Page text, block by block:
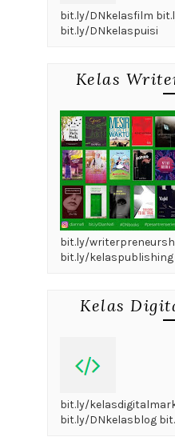
bit.ly/DNkelasfilm
bit.ly/DNkelaspuisi
Kelas
bit.ly/
bit.ly/kelaspublishing
Kelas
bit.ly/
bit.ly/DNkelasblog